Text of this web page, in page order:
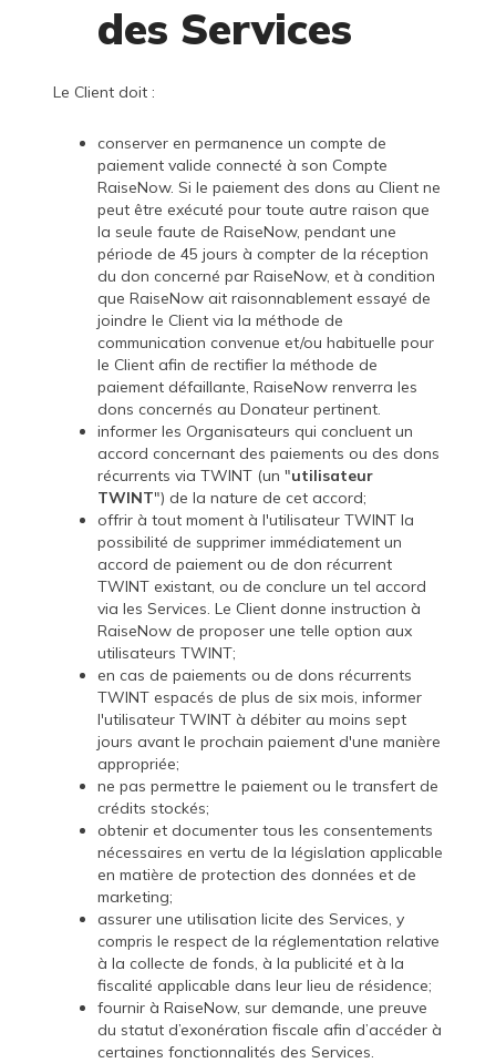
des Services
Le Client doit :
conserver en permanence un compte de
paiement valide connecté à son Compte
RaiseNow. Si le paiement des dons au Client ne
peut être exécuté pour toute autre raison que
la seule faute de RaiseNow, pendant une
période de 45 jours à compter de la réception
du don concerné par RaiseNow, et à condition
que RaiseNow ait raisonnablement essayé de
joindre le Client via la méthode de
communication convenue et/ou habituelle pour
le Client afin de rectifier la méthode de
paiement défaillante, RaiseNow renverra les
dons concernés au Donateur pertinent.
informer les Organisateurs qui concluent un
accord concernant des paiements ou des dons
récurrents via TWINT (un "utilisateur
TWINT") de la nature de cet accord;
offrir à tout moment à l'utilisateur TWINT la
possibilité de supprimer immédiatement un
accord de paiement ou de don récurrent
TWINT existant, ou de conclure un tel accord
via les Services. Le Client donne instruction à
RaiseNow de proposer une telle option aux
utilisateurs TWINT;
en cas de paiements ou de dons récurrents
TWINT espacés de plus de six mois, informer
l'utilisateur TWINT à débiter au moins sept
jours avant le prochain paiement d'une manière
appropriée;
ne pas permettre le paiement ou le transfert de
crédits stockés;
obtenir et documenter tous les consentements
nécessaires en vertu de la législation applicable
en matière de protection des données et de
marketing;
assurer une utilisation licite des Services, y
compris le respect de la réglementation relative
à la collecte de fonds, à la publicité et à la
fiscalité applicable dans leur lieu de résidence;
fournir à RaiseNow, sur demande, une preuve
du statut d’exonération fiscale afin d’accéder à
certaines fonctionnalités des Services.